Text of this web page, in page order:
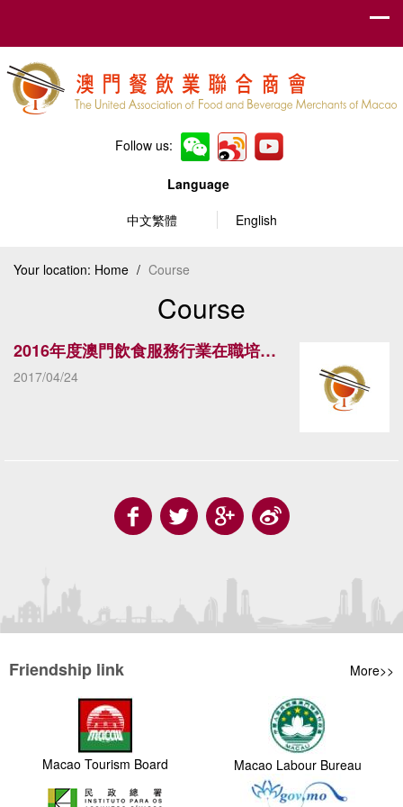
Follow us:
Language
中文繁體
English
Your location: Home / Course
Course
2016年度澳門飲食服務行業在職培訓課程 課程資料
2017/04/24
Friendship link More>>
Macao Tourism Board Macao Labour Bureau